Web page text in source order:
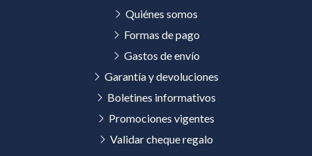
Quiénes somos
Formas de pago
Gastos de envío
Garantía y devoluciones
Boletines informativos
Promociones vigentes
Validar cheque regalo